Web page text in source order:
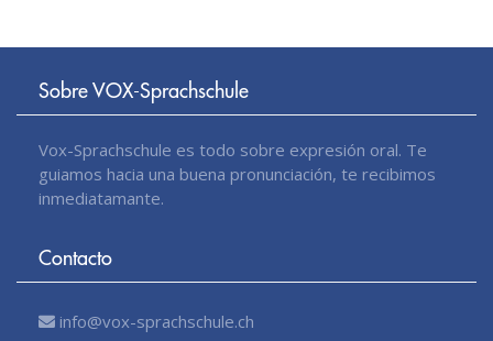
Sobre VOX-Sprachschule
Vox-Sprachschule es todo sobre expresión oral. Te
guiamos hacia una buena pronunciación, te recibimos
inmediatamante.
Contacto
info@vox-sprachschule.ch